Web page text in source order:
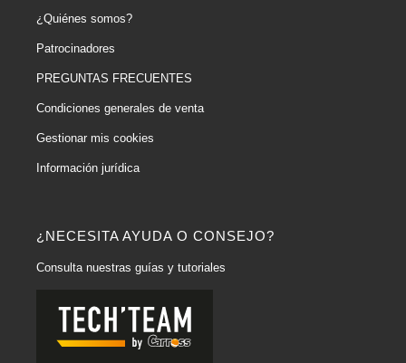
¿NECESITA AYUDA O CONSEJO?
Consulta nuestras guías y tutoriales
¿Quiénes somos?
Patrocinadores
PREGUNTAS FRECUENTES
Condiciones generales de venta
Gestionar mis cookies
Información jurídica